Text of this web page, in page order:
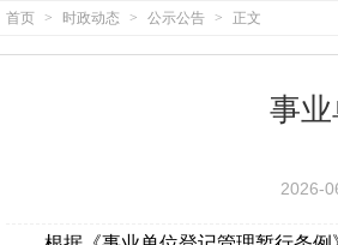
首页 > 时政动态 > 公示公告 > 正文
事业
2026-